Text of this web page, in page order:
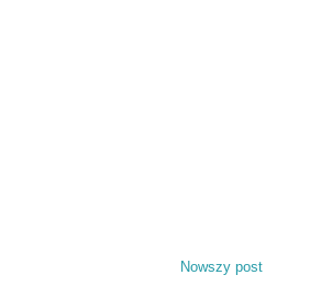
Nowszy post